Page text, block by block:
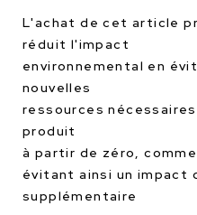
L'achat de cet article
réduit l'impact
environnemental en
nouvelles
ressources
produit
à partir de zéro,
évitant ainsi un impact
supplémentaire